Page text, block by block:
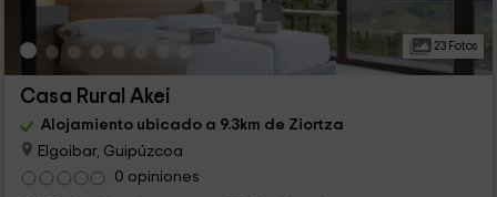
23 Fotos
Casa Rural Akei
Alojamiento ubicado a 9.3km de Ziortza
Elgoibar, Guipúzcoa
0 opiniones